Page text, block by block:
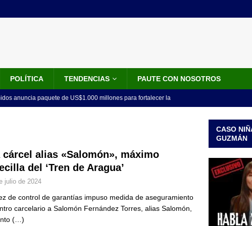
POLÍTICA TENDENCIAS PAUTE CON NOSOTROS
anuncia paquete de US$1.000 millones para fortalecer la
presidente de Colombia JUDICIALES
la Espriella ya es presidente de Colombia: recibió la banda
LO ÚLTIMO
de Abelardo De La Espriella: recibirá la banda presidencial
en el Cantón Pichincha
cárcel alias «Salomón», máximo
del ‘Tren de Aragua’
julio de 2024
de control de garantías impuso medida de aseguramiento
carcelario a Salomón Fernández Torres, alias Salomón,
(…)
CASO
GUZMÁN